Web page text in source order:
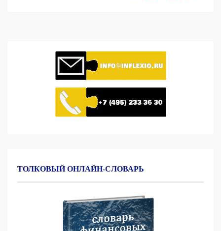
ТОЛКОВЫЙ ОНЛАЙН-СЛОВАРЬ